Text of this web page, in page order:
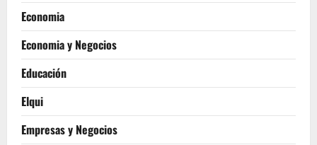
Economia
Economia y Negocios
Educación
Elqui
Empresas y Negocios